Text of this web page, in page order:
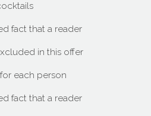
fact that a reader
in this offer
each person
fact that a reader